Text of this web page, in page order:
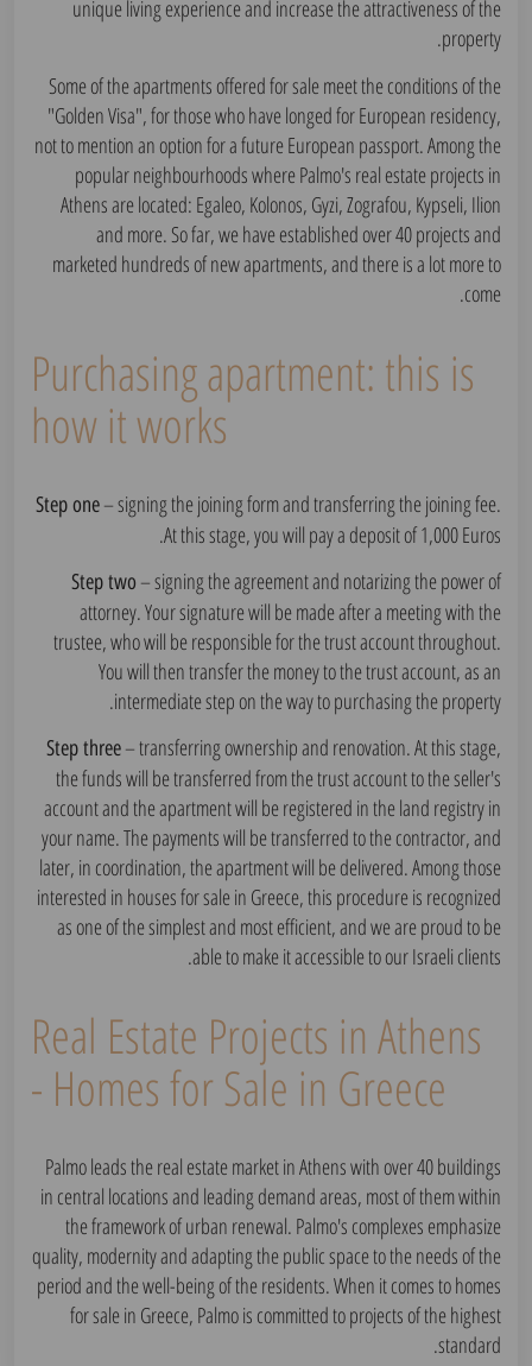
unique living experience and increase the attractiveness of the
property.
Some of the apartments offered for sale meet the conditions of the
"Golden Visa", for those who have longed for European residency,
not to mention an option for a future European passport. Among the
popular neighbourhoods where Palmo's real estate projects in
Athens are located: Egaleo, Kolonos, Gyzi, Zografou, Kypseli, Ilion
and more. So far, we have established over 40 projects and
marketed hundreds of new apartments, and there is a lot more to
come.
Purchasing apartment: this is
how it works
Step one– signing the joining form and transferring the joining fee.
At this stage, you will pay a deposit of 1,000 Euros.
Step two – signing the agreement and notarizing the power of
attorney. Your signature will be made after a meeting with the
trustee, who will be responsible for the trust account throughout.
You will then transfer the money to the trust account, as an
intermediate step on the way to purchasing the property.
Step three– transferring ownership and renovation. At this stage,
the funds will be transferred from the trust account to the seller's
account and the apartment will be registered in the land registry in
your name. The payments will be transferred to the contractor, and
later, in coordination, the apartment will be delivered. Among those
interested in houses for sale in Greece, this procedure is recognized
as one of the simplest and most efficient, and we are proud to be
able to make it accessible to our Israeli clients.
Real Estate Projects in Athens
- Homes for Sale in Greece
Palmo leads the real estate market in Athens with over 40 buildings
in central locations and leading demand areas, most of them within
the framework of urban renewal. Palmo's complexes emphasize
quality, modernity and adapting the public space to the needs of the
period and the well-being of the residents. When it comes to homes
for sale in Greece, Palmo is committed to projects of the highest
standard.